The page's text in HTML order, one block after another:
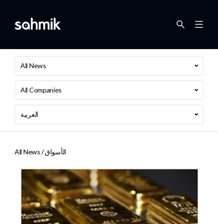
All News
All Companies
العربية
All News /الأسواق